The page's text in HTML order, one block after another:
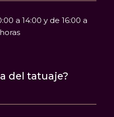
a 14:00 y de 16:00 a
del tatuaje?